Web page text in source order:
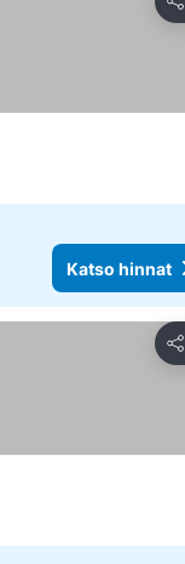
Jaa
Katso hinnat
Jaa